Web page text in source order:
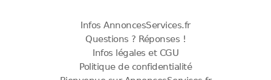
Infos AnnoncesServices.fr
Questions ? Réponses !
Infos légales et CGU
Politique de confidentialité